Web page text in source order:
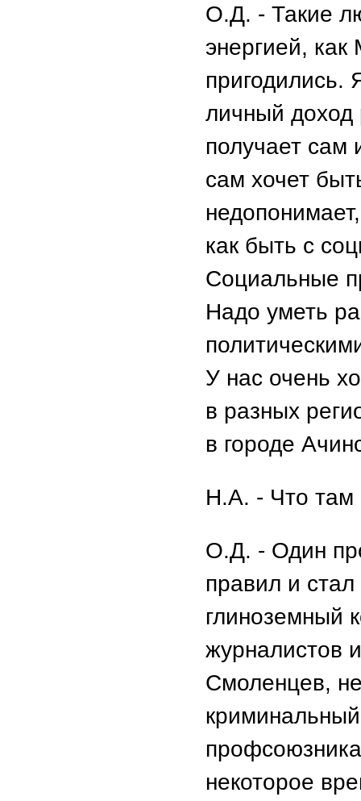
О.Д. - Такие
энергией,
пригодились.
личный
получает сам
сам хочет
как быть с
Социальные
Надо уметь
У нас очень
в разных
в городе
Н.А. - Что там
О.Д. - Один
правил и
глиноземный
журналистов
Смоленцев,
некоторое